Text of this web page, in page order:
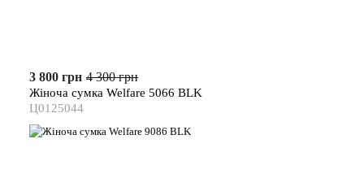
3 800 грн 4 300 грн
Жіноча сумка Welfare 5066 BLK
Ц0125044